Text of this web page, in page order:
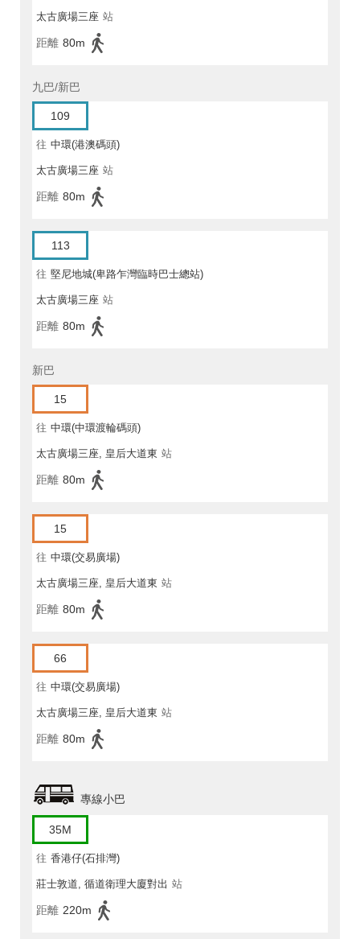
太古廣場三座 站
距離 80m
九巴/新巴
109
往 中環(港澳碼頭)
太古廣場三座 站
距離 80m
113
往 堅尼地城(卑路乍灣臨時巴士總站)
太古廣場三座 站
距離 80m
新巴
15
往 中環(中環渡輪碼頭)
太古廣場三座, 皇后大道東 站
距離 80m
15
往 中環(交易廣場)
太古廣場三座, 皇后大道東 站
距離 80m
66
往 中環(交易廣場)
太古廣場三座, 皇后大道東 站
距離 80m
專線小巴
35M
往 香港仔(石排灣)
莊士敦道, 循道衛理大廈對出 站
距離 220m